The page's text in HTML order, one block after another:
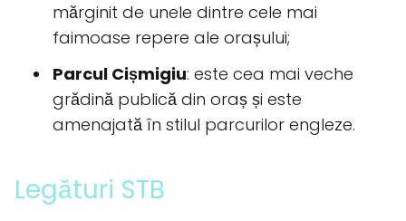
mărginit de unele dintre cele mai
faimoase repere ale orașului;
Parcul Cișmigiu: este cea mai veche
grădină publică din oraș și este
amenajată în stilul parcurilor engleze.
Legături STB